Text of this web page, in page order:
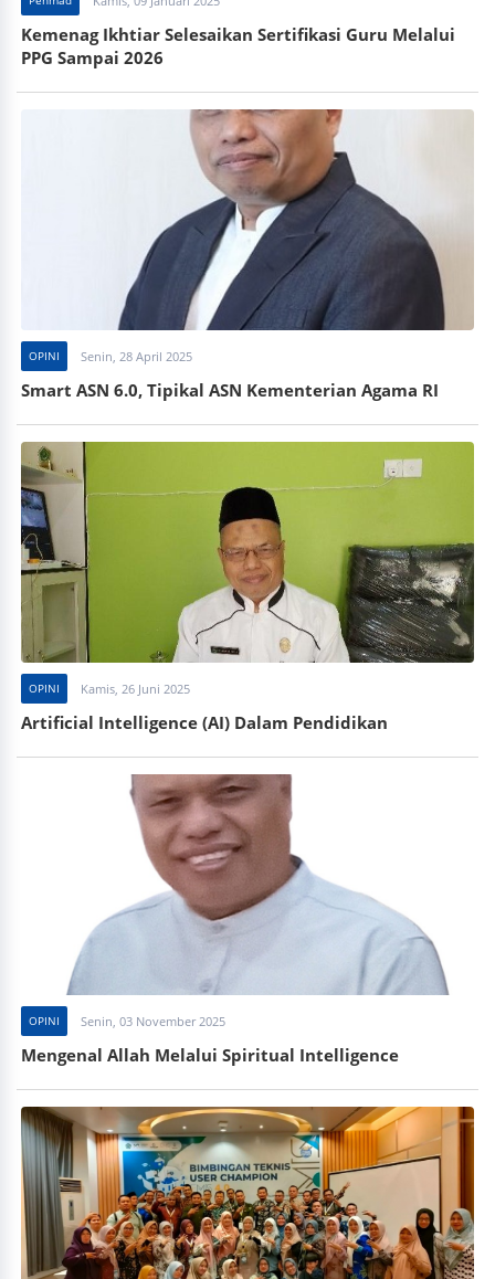
Kemenag Ikhtiar Selesaikan Sertifikasi Guru Melalui
PPG Sampai 2026
OPINI Senin, 28 April 2025
Smart ASN 6.0, Tipikal ASN Kementerian Agama RI
OPINI Kamis, 26 Juni 2025
Artificial Intelligence (AI) Dalam Pendidikan
OPINI Senin, 03 November 2025
Mengenal Allah Melalui Spiritual Intelligence